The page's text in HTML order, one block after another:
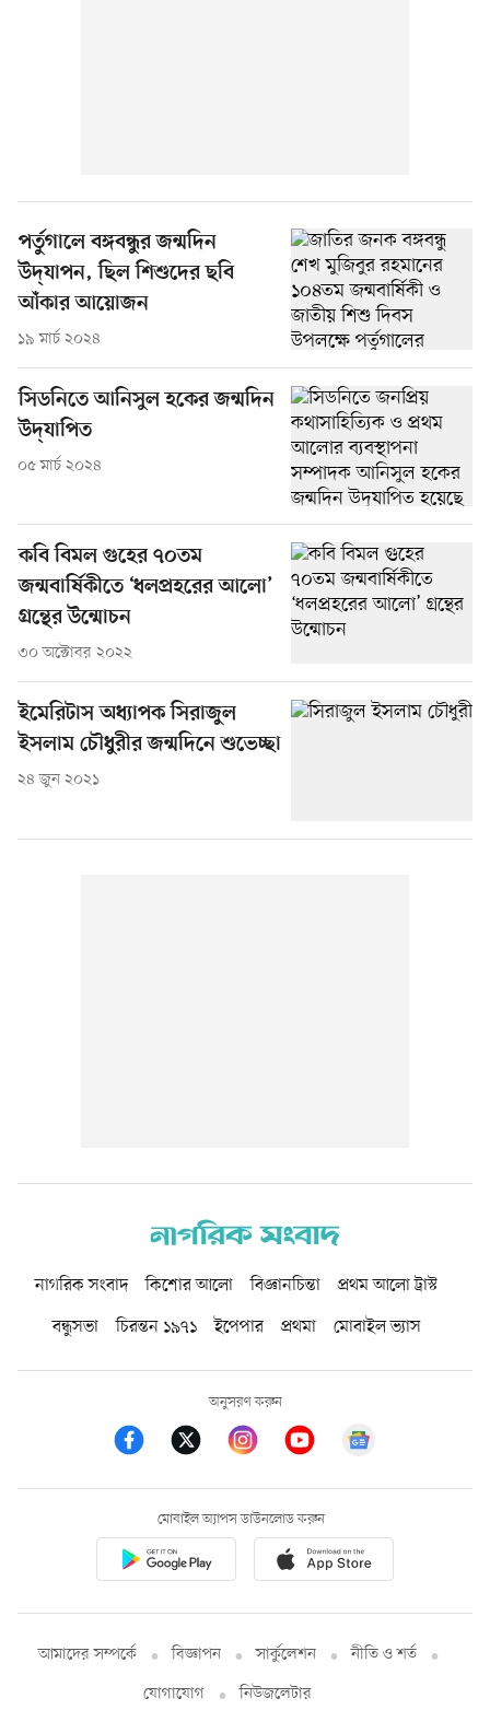
পর্তুগালে বঙ্গবন্ধুর জন্মদিন
উদ্‌যাপন, ছিল শিশুদের ছবি
আঁকার আয়োজন
১৯ মার্চ ২০২৪
সিডনিতে আনিসুল হকের জন্মদিন
উদ্‌যাপিত
০৫ মার্চ ২০২৪
কবি বিমল গুহের ৭০তম
জন্মবার্ষিকীতে ‘ধলপ্রহরের আলো’
গ্রন্থের উন্মোচন
৩০ অক্টোবর ২০২২
ইমেরিটাস অধ্যাপক সিরাজুল
ইসলাম চৌধুরীর জন্মদিনে শুভেচ্ছা
২৪ জুন ২০২১
নাগরিক সংবাদ কিশোর আলো বিজ্ঞানচিন্তা
প্রথম আলো ট্রাস্ট
বন্ধুসভা
চিরন্তন ১৯৭১ ইপেপার প্রথমা মোবাইল ভ্যাস
অনুসরণ করুন
মোবাইল অ্যাপস ডাউনলোড করুন
আমাদের সম্পর্কে বিজ্ঞাপন সার্কুলেশন
নীতি ও শর্ত
যোগাযোগ
নিউজলেটার